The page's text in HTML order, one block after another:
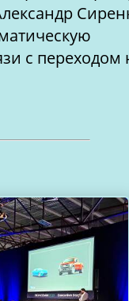
с переходом